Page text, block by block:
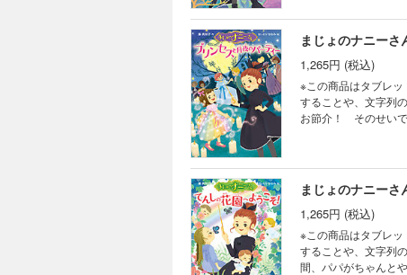
ーパー家政婦さん。
まじょのナニー
1,265円 (税込)
※この商品はタブレ
することや、文字列のハ
お節介！ そのせいで
まじょのナニー
1,265円 (税込)
※この商品はタブレ
することや、文字列のハ
間、パパがちゃんと